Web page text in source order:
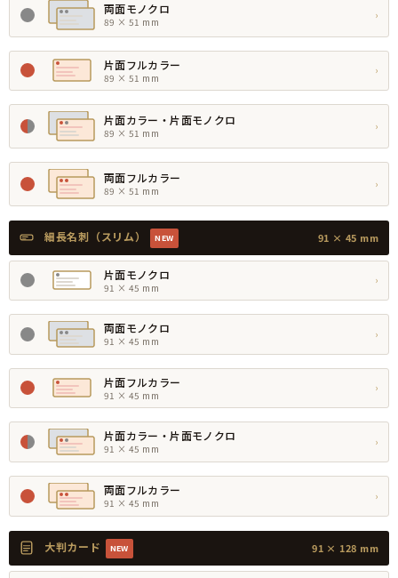
両面モノクロ
89 × 51 mm
›
片面フルカラー
89 × 51 mm
›
片面カラー・片面モノクロ
89 × 51 mm
›
両面フルカラー
89 × 51 mm
›
細長名刺（スリム） NEW 91 × 45 mm
片面モノクロ
91 × 45 mm
›
両面モノクロ
91 × 45 mm
›
片面フルカラー
91 × 45 mm
›
片面カラー・片面モノクロ
91 × 45 mm
›
両面フルカラー
91 × 45 mm
›
大判カード NEW 91 × 128 mm